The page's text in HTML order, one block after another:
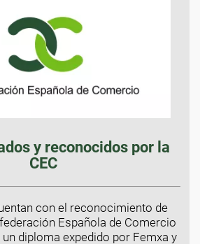
y reconocidos por la
CEC
con el reconocimiento de
Española de Comercio
un diploma expedido por Femxa y